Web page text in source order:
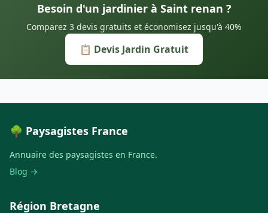
Besoin d'un jardinier à Saint renan ?
Comparez 3 devis gratuits et économisez jusqu'à 40%
📋 Devis Jardin Gratuit
🌳 Paysagistes France
Annuaire des paysagistes en France.
Blog →
Région Bretagne